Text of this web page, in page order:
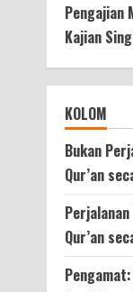
Pengajian
Kajian
KOLOM
Bukan
Qur’an
Qur’an